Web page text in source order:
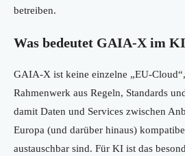
betreiben.
Was bedeutet GAIA-X im
GAIA-X ist keine einzelne „EU-
Rahmenwerk aus Regeln, Standards
damit Daten und Services zwischen
Europa (und darüber hinaus)
austauschbar sind. Für KI ist das